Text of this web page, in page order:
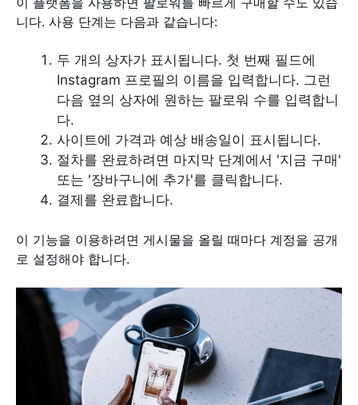
니다. 사용 단계는 다음과 같습니다:
두 개의 상자가 표시됩니다. 첫 번째 필드에
Instagram 프로필의 이름을 입력합니다. 그런
다음 옆의 상자에 원하는 팔로워 수를 입력합니
다.
사이트에 가격과 예상 배송일이 표시됩니다.
절차를 완료하려면 마지막 단계에서 '지금 구매'
또는 '장바구니에 추가'를 클릭합니다.
결제를 완료합니다.
이 기능을 이용하려면 게시물을 올릴 때마다 계정을 공개
로 설정해야 합니다.